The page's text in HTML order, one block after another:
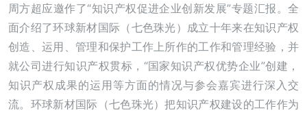
周方超应邀作了“知识产权促进企业创新发展”专题汇报。全
面介绍了环球新材国际（七色珠光）成立十年来在知识产权
创造、运用、管理和保护工作上所作的工作和管理经验，并
就公司进行知识产权贯标，“国家知识产权优势企业”创建，
知识产权成果的运用等方面的情况与参会嘉宾进行深入交
流。环球新材国际（七色珠光）把知识产权建设的工作作为